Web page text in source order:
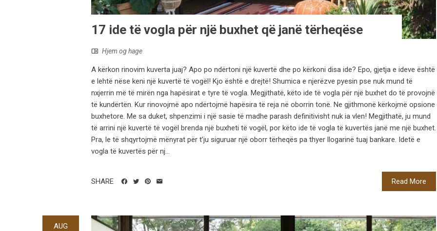
17 ide të vogla për një buxhet që janë tërheqëse
Hjem og hage
A kërkon rinovim kuverta juaj? Apo po ndërtoni një kuvertë dhe po kërkoni disa ide? Epo, gjetja e ideve është
e lehtë nëse keni një kuvertë të vogël! Kjo është e drejtë! Shumica e njerëzve pyesin pse nuk mund të
nxjerrin më të mirën nga hapësirat e tyre të vogla. Megjithatë, këto ide të vogla për një buxhet do të provojnë
të kundërtën. Kur rinovojmë apo ndërtojmë hapësira të reja në oborrin tonë. Ne gjithmonë kërkojmë opsione
buxhetore. Me sa duket, shpenzimi i një sasie të madhe parash definitivisht nuk ia vlen! Megjithatë, ju mund
të arrini një kuvertë të vogël brenda një buxheti të vogël, por këto ide të vogla të kuvertës janë me një buxhet.
Pra, le të shqyrtojmë mënyrat për t’ju siguruar një oborr tërheqës pa thyer llogarinë tuaj bankare. Idetë e
vogla të kuvertës për nj...
Read More
SHARE
AUG